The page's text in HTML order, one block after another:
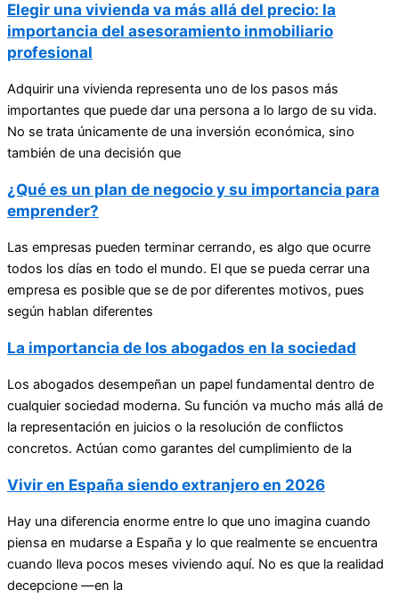
Elegir una vivienda va más allá del precio: la
importancia del asesoramiento inmobiliario
profesional
Adquirir una vivienda representa uno de los pasos más
importantes que puede dar una persona a lo largo de su vida.
No se trata únicamente de una inversión económica, sino
también de una decisión que
¿Qué es un plan de negocio y su importancia para
emprender?
Las empresas pueden terminar cerrando, es algo que ocurre
todos los días en todo el mundo. El que se pueda cerrar una
empresa es posible que se de por diferentes motivos, pues
según hablan diferentes
La importancia de los abogados en la sociedad
Los abogados desempeñan un papel fundamental dentro de
cualquier sociedad moderna. Su función va mucho más allá de
la representación en juicios o la resolución de conflictos
concretos. Actúan como garantes del cumplimiento de la
Vivir en España siendo extranjero en 2026
Hay una diferencia enorme entre lo que uno imagina cuando
piensa en mudarse a España y lo que realmente se encuentra
cuando lleva pocos meses viviendo aquí. No es que la realidad
decepcione —en la